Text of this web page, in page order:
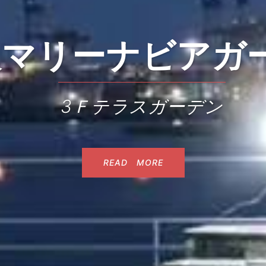
リーナビアガ
3Ｆテラスガーデン
READ MORE